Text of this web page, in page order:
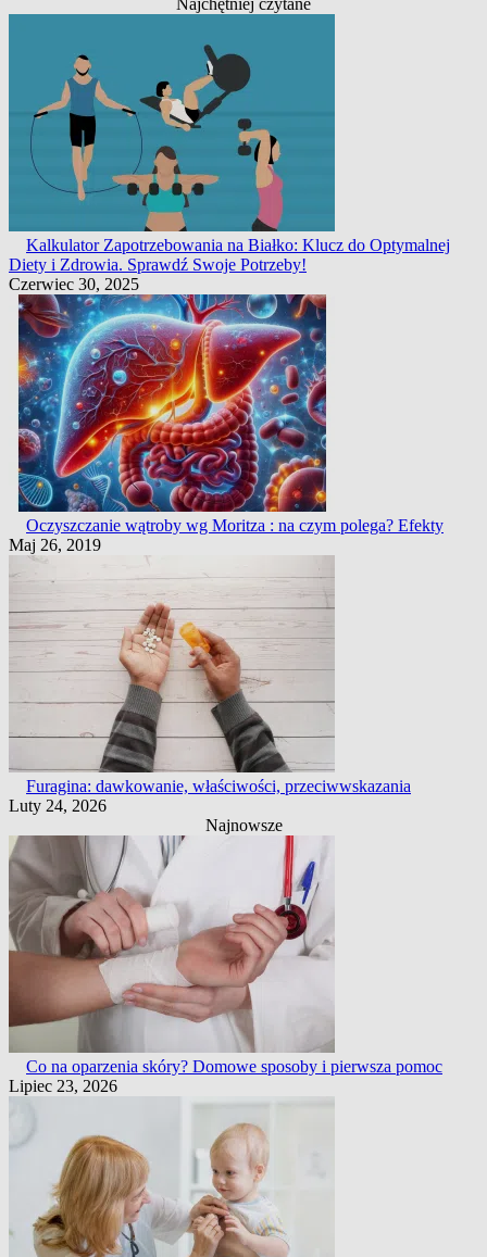
Najchętniej czytane
Kalkulator Zapotrzebowania na Białko: Klucz do Optymalnej
Diety i Zdrowia. Sprawdź Swoje Potrzeby!
Czerwiec 30, 2025
Oczyszczanie wątroby wg Moritza : na czym polega? Efekty
Maj 26, 2019
Furagina: dawkowanie, właściwości, przeciwwskazania
Luty 24, 2026
Najnowsze
Co na oparzenia skóry? Domowe sposoby i pierwsza pomoc
Lipiec 23, 2026